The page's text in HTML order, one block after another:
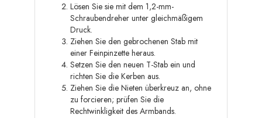
Lösen Sie sie mit dem 1,2-mm-
Schraubendreher unter gleichmäßigem
Druck.
Ziehen Sie den gebrochenen Stab mit
einer Feinpinzette heraus.
Setzen Sie den neuen T-Stab ein und
richten Sie die Kerben aus.
Ziehen Sie die Nieten überkreuz an, ohne
zu forcieren; prüfen Sie die
Rechtwinkligkeit des Armbands.